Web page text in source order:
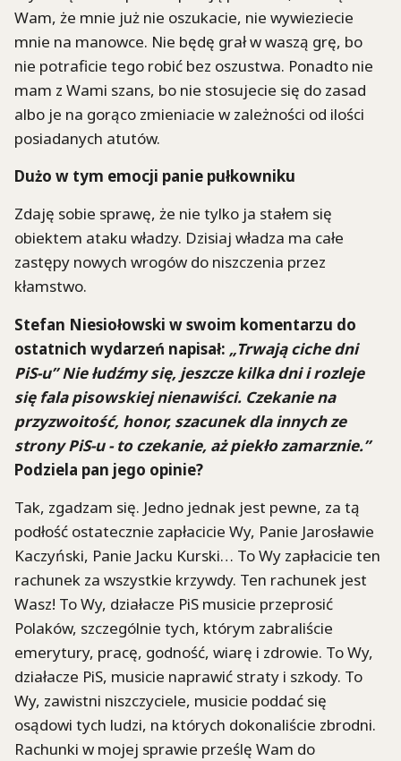
Wam, że mnie już nie oszukacie, nie wywieziecie
mnie na manowce. Nie będę grał w waszą grę, bo
nie potraficie tego robić bez oszustwa. Ponadto nie
mam z Wami szans, bo nie stosujecie się do zasad
albo je na gorąco zmieniacie w zależności od ilości
posiadanych atutów.
Dużo w tym emocji panie pułkowniku
Zdaję sobie sprawę, że nie tylko ja stałem się
obiektem ataku władzy. Dzisiaj władza ma całe
zastępy nowych wrogów do niszczenia przez
kłamstwo.
Stefan Niesiołowski w swoim komentarzu do
ostatnich wydarzeń napisał: „Trwają ciche dni
PiS-u” Nie łudźmy się, jeszcze kilka dni i rozleje
się fala pisowskiej nienawiści. Czekanie na
przyzwoitość, honor, szacunek dla innych ze
strony PiS-u - to czekanie, aż piekło zamarznie.”
Podziela pan jego opinie?
Tak, zgadzam się. Jedno jednak jest pewne, za tą
podłość ostatecznie zapłacicie Wy, Panie Jarosławie
Kaczyński, Panie Jacku Kurski… To Wy zapłacicie ten
rachunek za wszystkie krzywdy. Ten rachunek jest
Wasz! To Wy, działacze PiS musicie przeprosić
Polaków, szczególnie tych, którym zabraliście
emerytury, pracę, godność, wiarę i zdrowie. To Wy,
działacze PiS, musicie naprawić straty i szkody. To
Wy, zawistni niszczyciele, musicie poddać się
osądowi tych ludzi, na których dokonaliście zbrodni.
Rachunki w mojej sprawie prześlę Wam do